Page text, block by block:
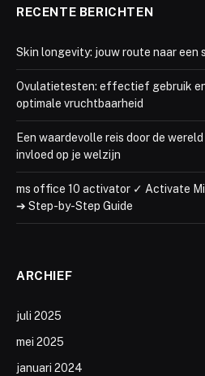
RECENTE BERICHTEN
Skin longevity: jouw route naar een
Ovulatietesten: effectief gebruik
optimale vruchtbaarheid
Een waardevolle reis door de
invloed op je welzijn
ms office 10 activator ✓ Activate
➔ Step-by-Step Guide
ARCHIEF
juli 2025
mei 2025
januari 2024